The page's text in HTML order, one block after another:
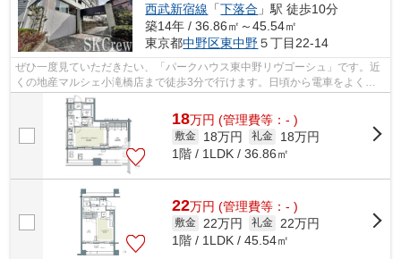
西武新宿線 「下落合 」駅 徒歩10分
築14年 / 36.86㎡～45.54㎡
東京都中野区東中野５丁目22-14
ぜひ一度見ていただきたい、「パークハウス東中野リヴゴーシュ」です。近
くの地産マルシェ小滝橋店まで徒歩3分で行けます。日頃から電車をよく利
用するなら2駅利用可能な物件はいかが...
18万円 (管理費等：- )
敷金 18万円 礼金
18万円
1階 / 1LDK / 36.86㎡
22万円 (管理費等：- )
敷金 22万円 礼金
22万円
1階 / 1LDK / 45.54㎡